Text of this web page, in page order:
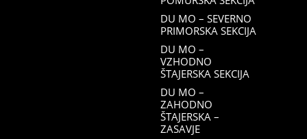
DU MO – SEVERNO
PRIMORSKA SEKCIJA
DU MO –
VZHODNO
ŠTAJERSKA SEKCIJA
DU MO –
ZAHODNO
ŠTAJERSKA –
ZASAVJE